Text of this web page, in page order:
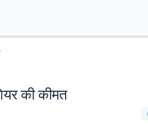
की कीमत